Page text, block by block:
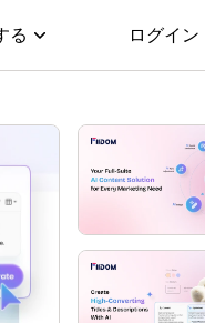
る ログイン